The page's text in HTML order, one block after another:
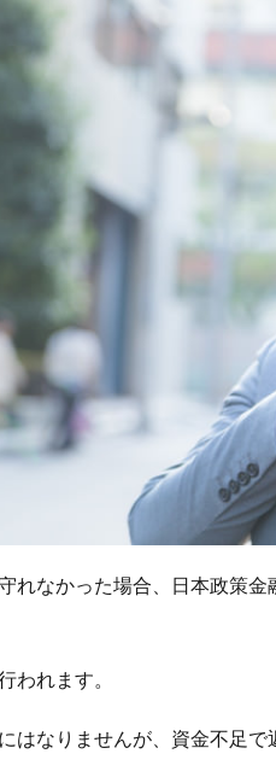
れなかった場合、日本政策
われます。
はなりませんが、資金不足で